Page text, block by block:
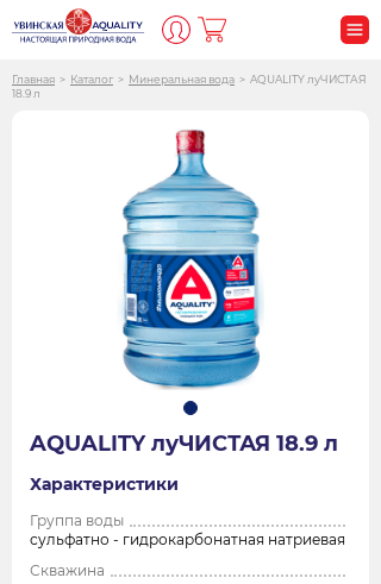
Главная > Каталог > Минеральная вода > AQUALITY луЧИСТАЯ
18.9 л
AQUALITY луЧИСТАЯ 18.9 л
Характеристики
Группа воды
сульфатно - гидрокарбонатная натриевая
Скважина